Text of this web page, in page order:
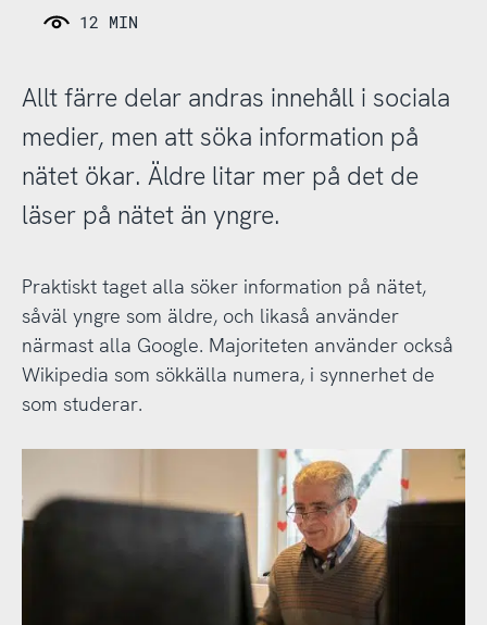
12 MIN
Allt färre delar andras innehåll i sociala
medier, men att söka information på
nätet ökar. Äldre litar mer på det de
läser på nätet än yngre.
Praktiskt taget alla söker information på nätet,
såväl yngre som äldre, och likaså använder
närmast alla Google. Majoriteten använder också
Wikipedia som sökkälla numera, i synnerhet de
som studerar.